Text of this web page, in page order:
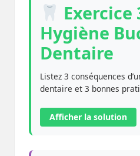
Exercice
Hygiène
Dentaire
Listez 3 conséquences
dentaire et 3 bonnes
Afficher la solution